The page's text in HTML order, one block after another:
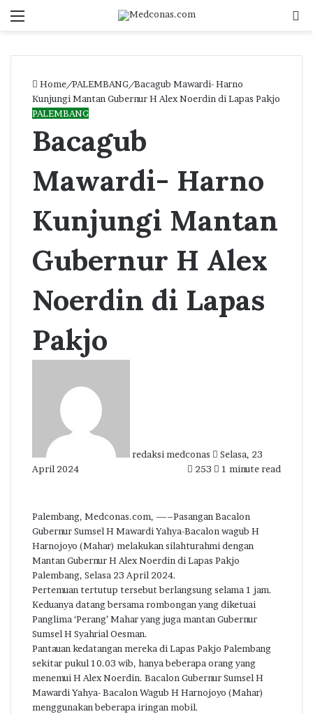
Menu
Home/PALEMBANG/Bacagub Mawardi- Harno
Kunjungi Mantan Gubernur H Alex Noerdin di Lapas Pakjo
PALEMBANG
Bacagub
Mawardi- Harno
Kunjungi Mantan
Gubernur H Alex
Noerdin di Lapas
Pakjo
redaksi medconas
Selasa, 23
April 2024
253 1 minute read
Palembang, Medconas.com, —–Pasangan Bacalon
Gubernur Sumsel H Mawardi Yahya-Bacalon wagub H
Harnojoyo (Mahar) melakukan silahturahmi dengan
Mantan Gubernur H Alex Noerdin di Lapas Pakjo
Palembang, Selasa 23 April 2024.
Pertemuan tertutup tersebut berlangsung selama 1 jam.
Keduanya datang bersama rombongan yang diketuai
Panglima ‘Perang’ Mahar yang juga mantan Gubernur
Sumsel H Syahrial Oesman.
Pantauan kedatangan mereka di Lapas Pakjo Palembang
sekitar pukul 10.03 wib, hanya beberapa orang yang
menemui H Alex Noerdin. Bacalon Gubernur Sumsel H
Mawardi Yahya- Bacalon Wagub H Harnojoyo (Mahar)
menggunakan beberapa iringan mobil.